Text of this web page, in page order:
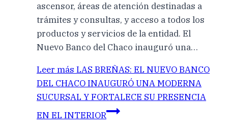
ascensor, áreas de atención destinadas a
trámites y consultas, y acceso a todos los
productos y servicios de la entidad. El
Nuevo Banco del Chaco inauguró una…
Leer más LAS BREÑAS: EL NUEVO BANCO
DEL CHACO INAUGURÓ UNA MODERNA
SUCURSAL Y FORTALECE SU PRESENCIA
EN EL INTERIOR